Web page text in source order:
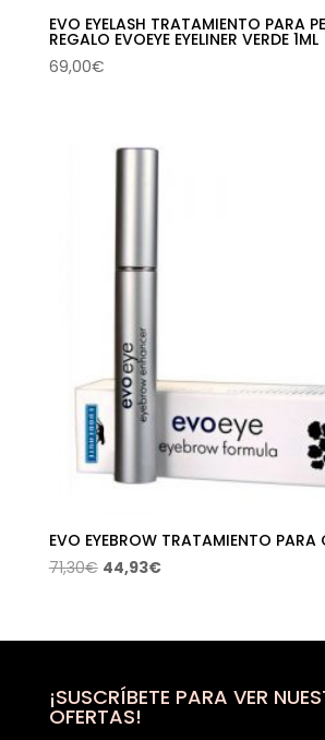
EVO EYELASH TRATAMIENTO PARA
REGALO EVOEYE EYELINER VERDE 1ML
69,00€
EVO EYEBROW TRATAMIENTO PARA
71,30€ El
era:
44,93€El
es:
¡SUSCRÍBETE PARA VER
OFERTAS!